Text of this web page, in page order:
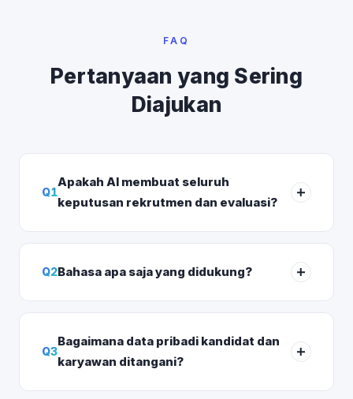
FAQ
Pertanyaan yang Sering
Diajukan
Q1
Apakah AI membuat seluruh
keputusan rekrutmen dan evaluasi?
Q2Bahasa apa saja yang didukung?
Q3
Bagaimana data pribadi kandidat dan
karyawan ditangani?